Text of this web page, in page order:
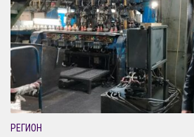
РЕГИОН